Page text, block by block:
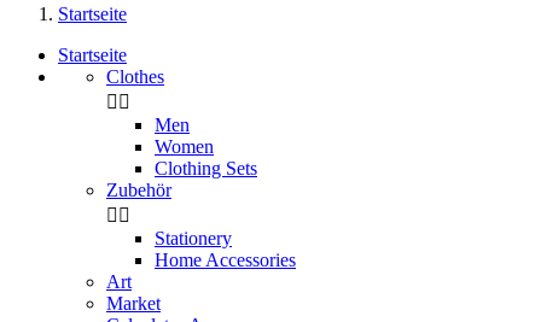
Startseite
Startseite
Clothes
 
Men
Women
Clothing Sets
Zubehör
 
Stationery
Home Accessories
Art
Market